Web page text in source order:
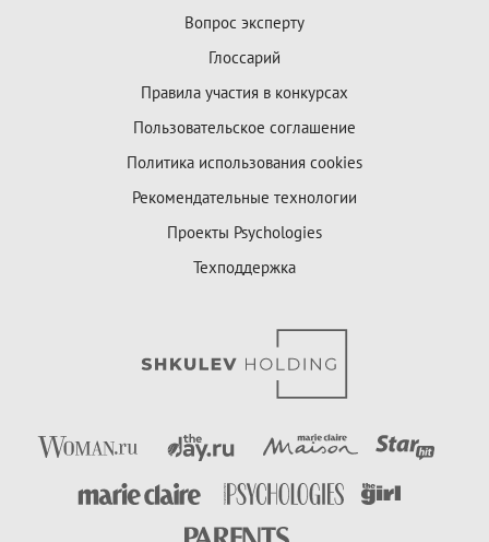
Вопрос эксперту
Глоссарий
Правила участия в конкурсах
Пользовательское соглашение
Политика использования cookies
Рекомендательные технологии
Проекты Psychologies
Техподдержка